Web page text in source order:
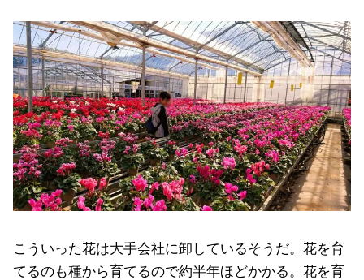
こういった花は大手会社に卸しているそうだ。花を育
てるのも種から育てるので約半年ほどかかる。花を育